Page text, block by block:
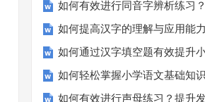
如何有效进行同音字辨析练习
如何提高汉字的理解与应用能
如何通过汉字填空题有效提升
如何轻松掌握小学语文基础知
如何有效进行声母练习？提升